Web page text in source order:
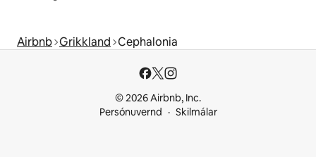
Airbnb Grikkland Cephalonia
© 2026 Airbnb, Inc.
Persónuvernd
Skilmálar